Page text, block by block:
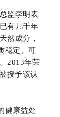
监李明表
有几千年
然成分，
稳定、可
2013年荣
授予该认
健康益处